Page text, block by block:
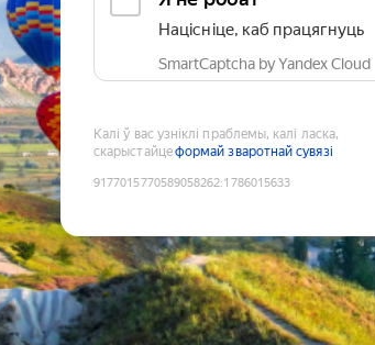
Націсніце, каб працягнуць
SmartCaptcha by Yandex Cloud
Калі ў вас узніклі праблемы, калі ласка,
скарыстайцеформай зваротнай сувязі
9177015770589058262:1786015633